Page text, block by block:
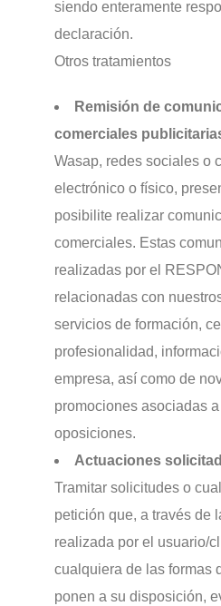
siendo enteramente
declaración.
Otros tratamientos
Remisión de
comerciales
Wasap, redes sociales o
electrónico o físico,
posibilite realizar
comerciales. Estas
realizadas por el
relacionadas con
servicios de formación,
profesionalidad,
empresa, así como de
promociones asociadas
oposiciones.
Actuaciones
Tramitar solicitudes o
petición que, a través de
realizada por el usuario/
cualquiera de las formas
ponen a su disposición,